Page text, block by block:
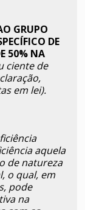
GRUPO
DE
50% NA
ciente de
em lei).
aquela
de natureza
o qual, em
pode
na